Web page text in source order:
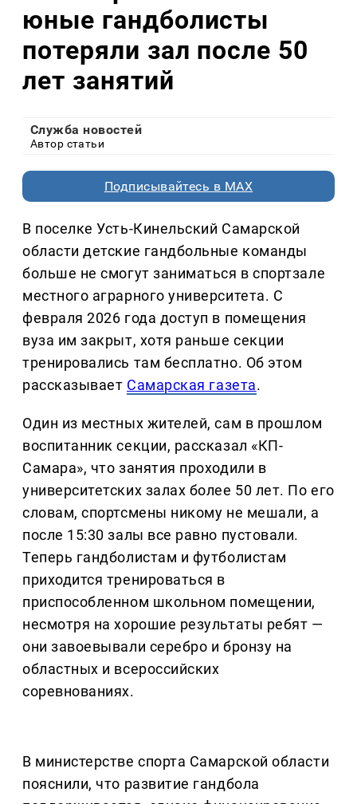
юные гандболисты
потеряли зал после 50
лет занятий
Служба новостей
Автор статьи
Подписывайтесь в MAX
В поселке Усть-Кинельский Самарской
области детские гандбольные команды
больше не смогут заниматься в спортзале
местного аграрного университета. С
февраля 2026 года доступ в помещения
вуза им закрыт, хотя раньше секции
тренировались там бесплатно. Об этом
рассказывает Самарская газета.
Один из местных жителей, сам в прошлом
воспитанник секции, рассказал «КП-
Самара», что занятия проходили в
университетских залах более 50 лет. По его
словам, спортсмены никому не мешали, а
после 15:30 залы все равно пустовали.
Теперь гандболистам и футболистам
приходится тренироваться в
приспособленном школьном помещении,
несмотря на хорошие результаты ребят —
они завоевывали серебро и бронзу на
областных и всероссийских
соревнованиях.
В министерстве спорта Самарской области
пояснили, что развитие гандбола